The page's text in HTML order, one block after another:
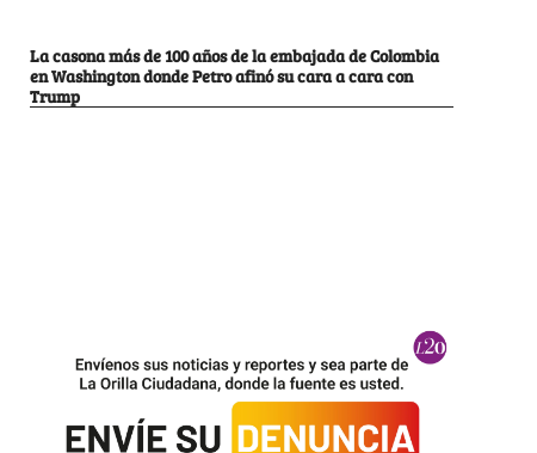
La casona más de 100 años de la embajada de Colombia
en Washington donde Petro afinó su cara a cara con
Trump